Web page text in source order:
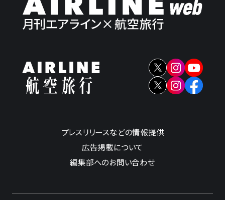
プレスリリースなどの情報提供
広告掲載について
編集部へのお問い合わせ